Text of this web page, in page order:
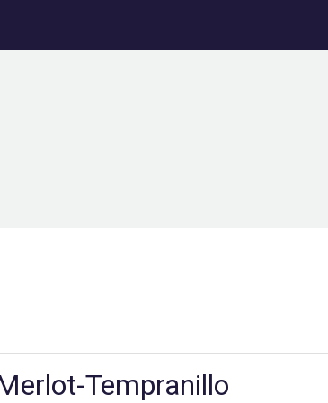
Tempranillo